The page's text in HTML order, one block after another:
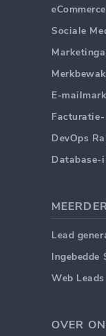
Sociale
E-
DevOps
Database-
Lead
Ingebedde
Web Leads
OVER